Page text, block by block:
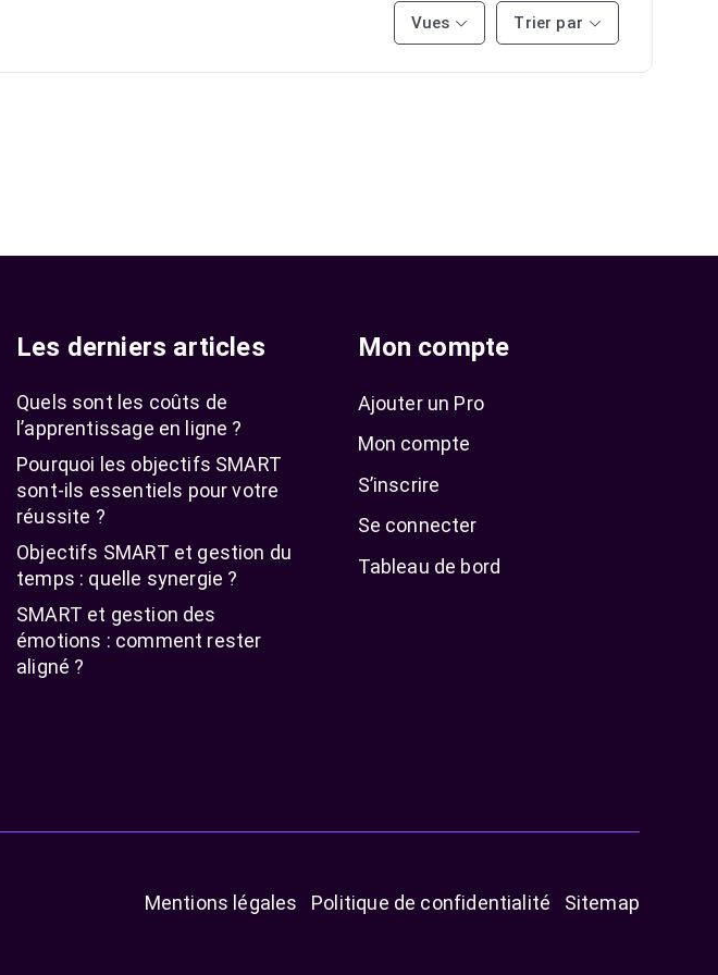
Vues Trier par
Les derniers articles
Quels sont les coûts de
l’apprentissage en ligne ?
Pourquoi les objectifs SMART
sont-ils essentiels pour votre
réussite ?
Objectifs SMART et gestion du
temps : quelle synergie ?
SMART et gestion des
émotions : comment rester
aligné ?
Mon compte
Ajouter un Pro
Mon compte
S’inscrire
Se connecter
Tableau de bord
Mentions légales Politique de confidentialité Sitemap